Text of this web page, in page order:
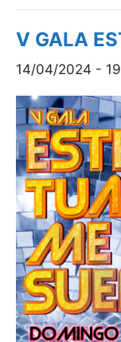
V GALA
14/04/2024 -